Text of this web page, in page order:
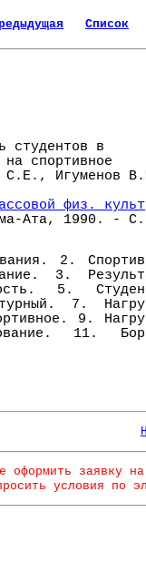
Список
студентов в
спортивное
С.Е., Игуменов
физ.
Ата, 1990. - С.
2.
3.
5.
7.
9.
11.
оформить заявку
условия по